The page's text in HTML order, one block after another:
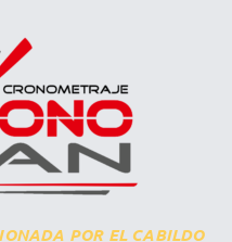
POR EL CABILDO